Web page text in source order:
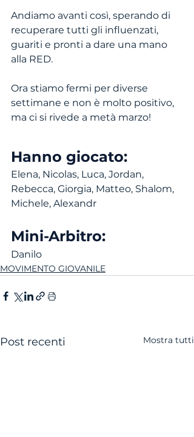
Andiamo avanti così, sperando di
recuperare tutti gli influenzati,
guariti e pronti a dare una mano
alla RED.
Ora stiamo fermi per diverse
settimane e non è molto positivo,
ma ci si rivede a metà marzo!
Hanno giocato:
Elena, Nicolas, Luca, Jordan,
Rebecca, Giorgia, Matteo, Shalom,
Michele, Alexandr
Mini-Arbitro:
Danilo
MOVIMENTO GIOVANILE
Post recenti Mostra tutti